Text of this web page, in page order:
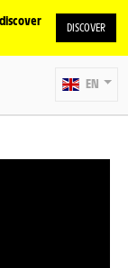
DISCOVER
EN